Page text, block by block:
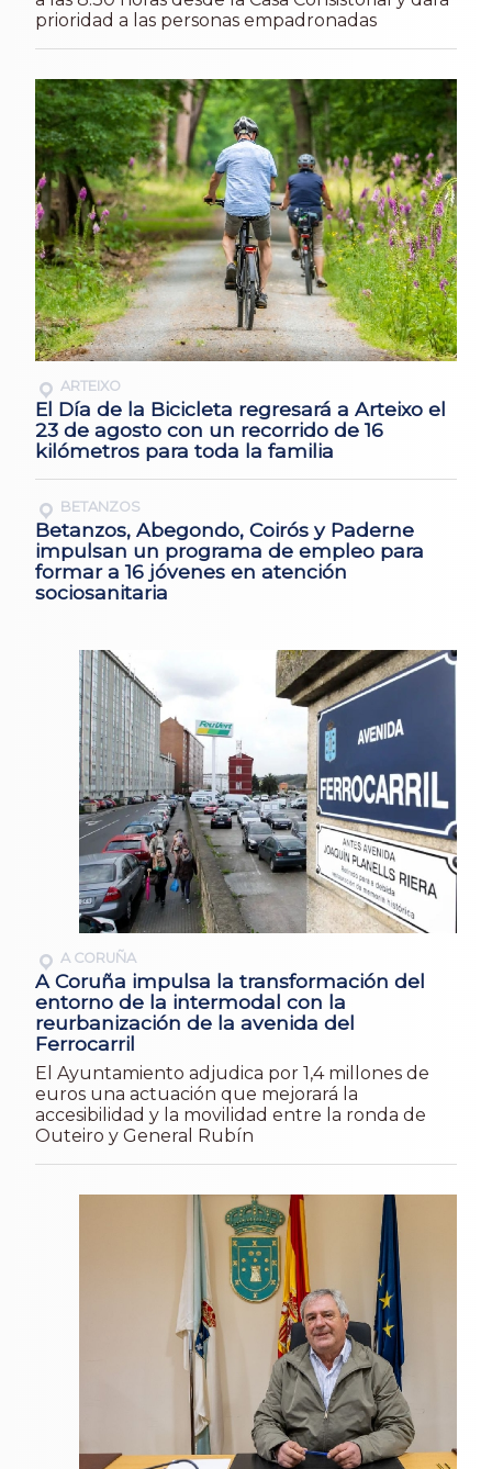
prioridad a las personas empadronadas
ARTEIXO
El Día de la Bicicleta regresará a Arteixo el
23 de agosto con un recorrido de 16
kilómetros para toda la familia
BETANZOS
Betanzos, Abegondo, Coirós y Paderne
impulsan un programa de empleo para
formar a 16 jóvenes en atención
sociosanitaria
A CORUÑA
A Coruña impulsa la transformación del
entorno de la intermodal con la
reurbanización de la avenida del
Ferrocarril
El Ayuntamiento adjudica por 1,4 millones de
euros una actuación que mejorará la
accesibilidad y la movilidad entre la ronda de
Outeiro y General Rubín